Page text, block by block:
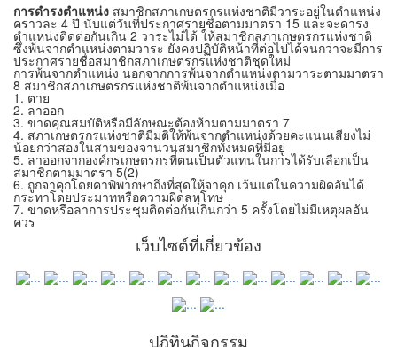
การดำรงตำแหน่ง สมาชิกสภาเกษตรกรแห่งชาติมีวาระอยู่ในตำแหน่ง
คราวละ 4 ปี นับแต่วันที่ประกาศรายชื่อตามมาตรา 15 และจะดารง
ตำแหน่งติดต่อกันเกิน 2 วาระไม่ได้ ให้สมาชิกสภาเกษตรกรแห่งชาติ
ซึ่งพ้นจากตำแหน่งตามวาระ ยังคงปฏิบัติหน้าที่ต่อไปได้จนกว่าจะมีการ
ประกาศรายชื่อสมาชิกสภาเกษตรกรแห่งชาติชุดใหม่
การพ้นจากตำแหน่ง นอกจากการพ้นจากตำแหน่งตามวาระตามมาตรา
8 สมาชิกสภาเกษตรกรแห่งชาติพ้นจากตำแหน่งเมื่อ
1. ตาย
2. ลาออก
3. ขาดคุณสมบัติหรือมีลักษณะต้องห้ามตามมาตรา 7
4. สภาเกษตรกรแห่งชาติมีมติให้พ้นจากตำแหน่งด้วยคะแนนเสียงไม่
น้อยกว่าสองในสามของจานวนสมาชิกทั้งหมดที่มีอยู่
5. ลาออกจากองค์กรเกษตรกรที่ตนเป็นตัวแทนในการได้รับเลือกเป็น
สมาชิกตามมาตรา 5(2)
6. ถูกจาคุกโดยคาพิพากษาถึงที่สุดให้จาคุก เว้นแต่ในความผิดอันได้
กระทาโดยประมาทหรือความผิดลหุโทษ
7. ขาดหรือลาการประชุมติดต่อกันเกินกว่า 5 ครั้งโดยไม่มีเหตุผลอัน
ควร
เว็บไซต์ที่เกี่ยวข้อง
ปฎิทินกิจกรรม